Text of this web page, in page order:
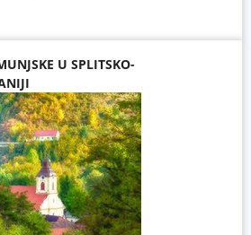
U SPLITSKO-